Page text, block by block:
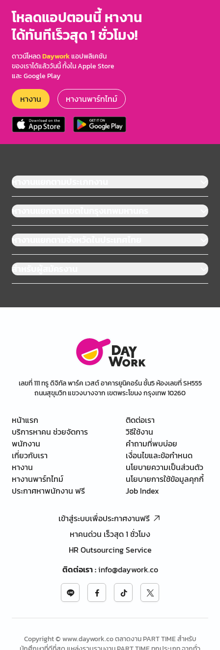
โหลดแอปตอนนี้ หางาน
ได้ทันทีเร็วสุด 1 ชั่วโมง!
ดาวน์โหลดDayworkแอปพลิเคชัน
ของเราได้แล้ววันนี้ ทั้งใน Apple Store
และ Google Play
หางาน หางานพาร์ทไทม์
หางานแยกตามประเภทงาน
หางานแยกตามเขตในกรุงเทพมหานคร
หางานแยกตามจังหวัดในประเทศไทย
สำหรับผู้สมัครงาน
เลขที่ 111 ทรู ดิจิทัล พาร์ค เวสต์ อาคารยูนิคอร์น ชั้น5 ห้องเลขที่ SH555
ถนนสุขุมวิท แขวงบางจาก เขตพระโขนง กรุงเทพ 10260
หน้าแรก
บริการหาคน ช่วยจัดการ
พนักงาน
เกี่ยวกับเรา
หางาน
หางานพาร์ทไทม์
ประกาศหาพนักงาน ฟรี
ติดต่อเรา
วิธีใช้งาน
คำถามที่พบบ่อย
เงื่อนไขและข้อกำหนด
นโยบายความเป็นส่วนตัว
นโยบายการใช้ข้อมูลคุกกี้
Job Index
เข้าสู่ระบบเพื่อประกาศงานฟรี
หาคนด่วน เร็วสุด 1 ชั่วโมง
HR Outsourcing Service
ติดต่อเรา:info@daywork.co
Copyright © www.daywork.co ตลาดงาน PART TIME สำหรับ